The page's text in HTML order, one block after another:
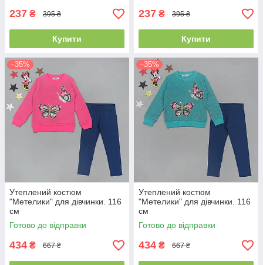
237 ₴ 395 ₴
Купити
237 ₴ 395 ₴
Купити
–35%
Утеплений костюм
"Метелики" для дівчинки. 116
см
Готово до відправки
434 ₴ 667 ₴
–35%
Утеплений костюм
"Метелики" для дівчинки. 116
см
Готово до відправки
434 ₴ 667 ₴